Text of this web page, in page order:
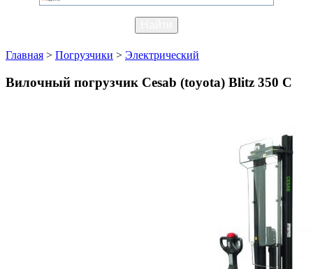
Главная > Погрузчики > Электрический
Вилочный погрузчик Cesab (toyota) Blitz 350 C